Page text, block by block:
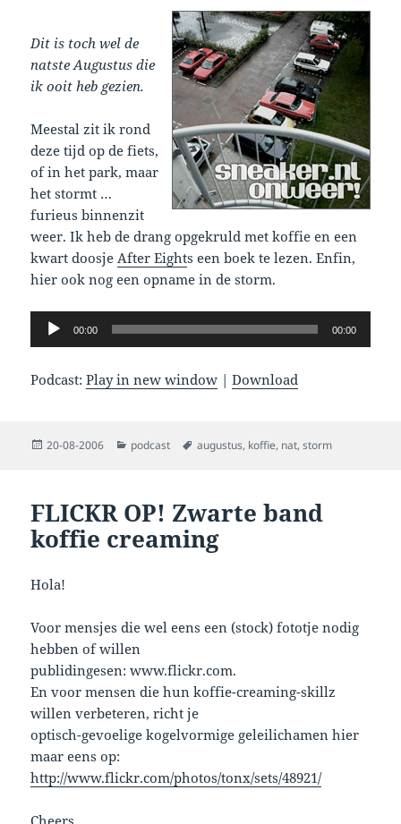
Dit is toch wel de
natste Augustus die
ik ooit heb gezien.
Meestal zit ik rond
deze tijd op de fiets,
of in het park, maar
het stormt …
furieus binnenzit
weer. Ik heb de drang opgekruld met koffie en een
kwart doosje After Eights een boek te lezen. Enfin,
hier ook nog een opname in de storm.
Audio
00:00 00:00
Podcast:Play in new window |Download
Posted
20-08-2006 Categories
podcast Tags
augustus, koffie, nat,storm
FLICKR OP! Zwarte band
koffie creaming
Hola!
Voor mensjes die wel eens een (stock) fototje nodig
hebben of willen
publidingesen: www.flickr.com.
En voor mensen die hun koffie-creaming-skillz
willen verbeteren, richt je
optisch-gevoelige kogelvormige geleilichamen hier
maar eens op:
http://www.flickr.com/photos/tonx/sets/48921/